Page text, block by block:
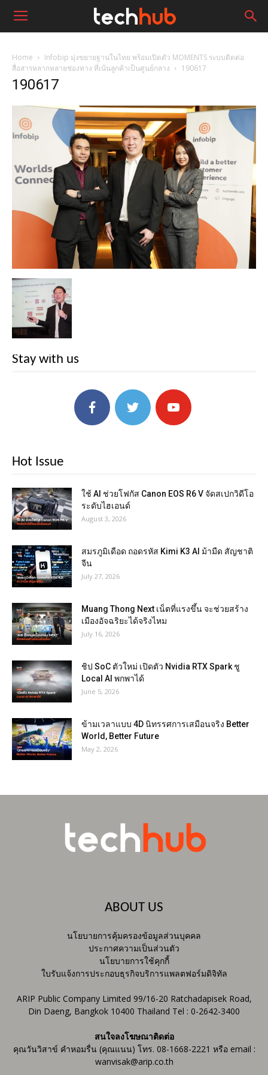
Home
Infobip มุ่งขยายฐานในไทย พร้อมเปิดตัว MOMENTS ระบบติดต่อ
สื่อสารหลากหลายช่องทาง ที่เน้นลูกค้าเป็นศูนย์กลาง
190617
190617
Stay with us
Hot Issue
ใช้ AI ช่วยโฟกัส Canon EOS R6 V จัดสเปกวิดีโอ
ระดับไฮเอนด์
August 3, 2026
สมรภูมิเดือด ถอดรหัส Kimi K3 AI ม้ามืด สัญชาติ
จีน
July 27, 2026
Muang Thong Next เน็ตที่แรงขึ้น จะช่วยสร้าง
เมืองอัจฉริยะได้จริงไหม
July 16, 2026
ชิป SoC ตัวใหม่ เปิดตัว Nvidia RTX Spark ชู
Local AI พกพาได้
June 5, 2026
ข้ามเวลาแบบ 4D นิทรรศการเสมือนจริง Better
World, Better Future
May 2, 2026
ABOUT US
นโยบายการคุ้มครองข้อมูลส่วนบุคคล
ประกาศความเป็นส่วนตัว
นโยบายการใช้คุกกี้
ใบรับแจ้งการประกอบธุรกิจบริการแพลตฟอร์มดิจิทัล
ARIP Public Company Limited 99/16-20 Ratchadapisek Road,
Din Daeng, Bangkok 10400 Thailand Tel : 0-2642-3400
สนใจลงโฆษณาติดต่อ
คุณวันวิสาข์ คำหอมรื่น (คุณแนน) โทร. 08-1668-2221 หรือ email :
wanvisak@arip.co.th